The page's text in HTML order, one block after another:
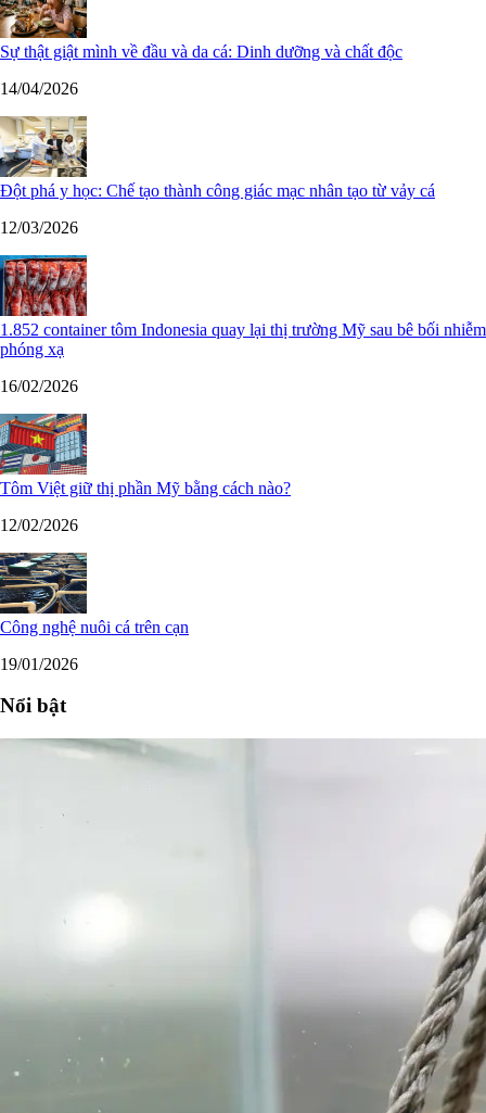
Sự thật giật mình về đầu và da cá: Dinh dưỡng và chất độc
14/04/2026
Đột phá y học: Chế tạo thành công giác mạc nhân tạo từ vảy cá
12/03/2026
1.852 container tôm Indonesia quay lại thị trường Mỹ sau bê bối nhiễm
phóng xạ
16/02/2026
Tôm Việt giữ thị phần Mỹ bằng cách nào?
12/02/2026
Công nghệ nuôi cá trên cạn
19/01/2026
Nổi bật